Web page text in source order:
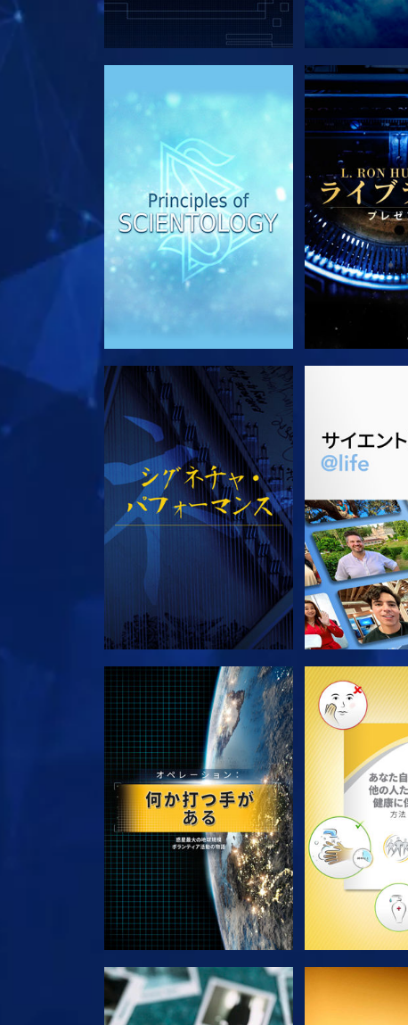
シリーズを探求 シリーズ
観る
シリーズを探求 シリーズ
観る